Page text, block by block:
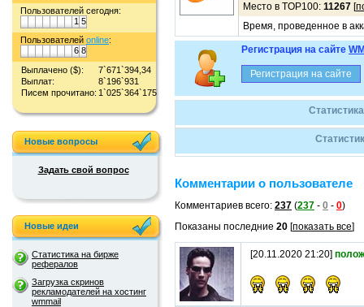
Пользователей сегодня:
1 5
Пользователей online:
6 8
Выплачено ($):
7`671`394,34
Выплат:
8`196`931
Писем прочитано: 1`025`364`175
Новые вопросы
Задать свой вопрос
Новые идеи
Статистика на бирже
рефералов
Загрузка скринов
рекламодателей на хостинг
wmmail
Место в TOP100: 11267 [
Время, проведенное в
Регистрация на сайте
Комментарии о пользователе
Комментариев всего: 237 (237 - 0 - 0)
Показаны последние 20 [показать все]
[20.11.2020 21:20]